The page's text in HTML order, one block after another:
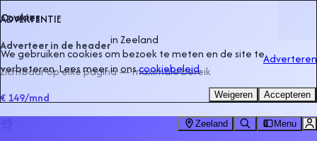
ADVERTENTIE
Adverteer in de headerinZeeland
Zichtbaar op elke pagina — maximale bereik
€ 149/mnd
Adverteren
Zeeland Menu
Cookies
We gebruiken cookies om bezoek te meten en de site te
verbeteren. Lees meer in onscookiebeleid.
Weigeren Accepteren